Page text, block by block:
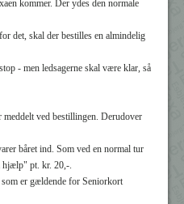
kommer. Der ydes den normale
det, skal der bestilles en almindelig
- men ledsagerne skal være klar, så
meddelt ved bestillingen. Derudover
båret ind. Som ved en normal tur
hjælp" pt. kr. 20,-.
er gældende for Seniorkort